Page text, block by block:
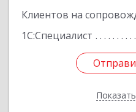
Клиентов на
1С:Специалист